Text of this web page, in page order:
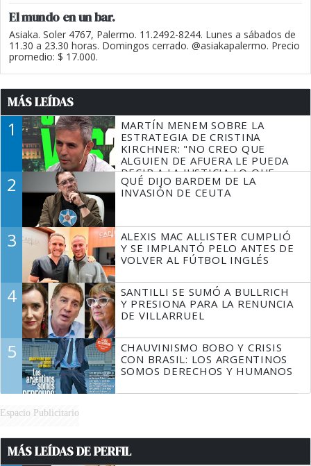
El mundo en un bar.
Asiaka. Soler 4767, Palermo. 11.2492-8244. Lunes a sábados de
11.30 a 23.30 horas. Domingos cerrado. @asiakapalermo. Precio
promedio: $ 17.000.
MÁS LEÍDAS
1
MARTÍN MENEM SOBRE LA
ESTRATEGIA DE CRISTINA
KIRCHNER: "NO CREO QUE
ALGUIEN DE AFUERA LE PUEDA
DECIR A LA JUSTICIA LO QUE
TIENE QUE HACER"
2
QUÉ DIJO BARDEM DE LA
INVASIÓN DE CEUTA
3
ALEXIS MAC ALLISTER CUMPLIÓ
Y SE IMPLANTÓ PELO ANTES DE
VOLVER AL FÚTBOL INGLÉS
4
SANTILLI SE SUMÓ A BULLRICH
Y PRESIONA PARA LA RENUNCIA
DE VILLARRUEL
5
CHAUVINISMO BOBO Y CRISIS
CON BRASIL: LOS ARGENTINOS
SOMOS DERECHOS Y HUMANOS
Espacio Publicitario
MÁS LEÍDAS DE PERFIL